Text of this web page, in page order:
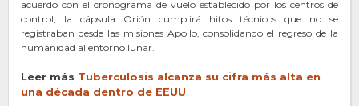
acuerdo con el cronograma de vuelo establecido por los centros de
control, la cápsula Orión cumplirá hitos técnicos que no se
registraban desde las misiones Apollo, consolidando el regreso de la
humanidad al entorno lunar.
Leer más Tuberculosis alcanza su cifra más alta en
una década dentro de EEUU